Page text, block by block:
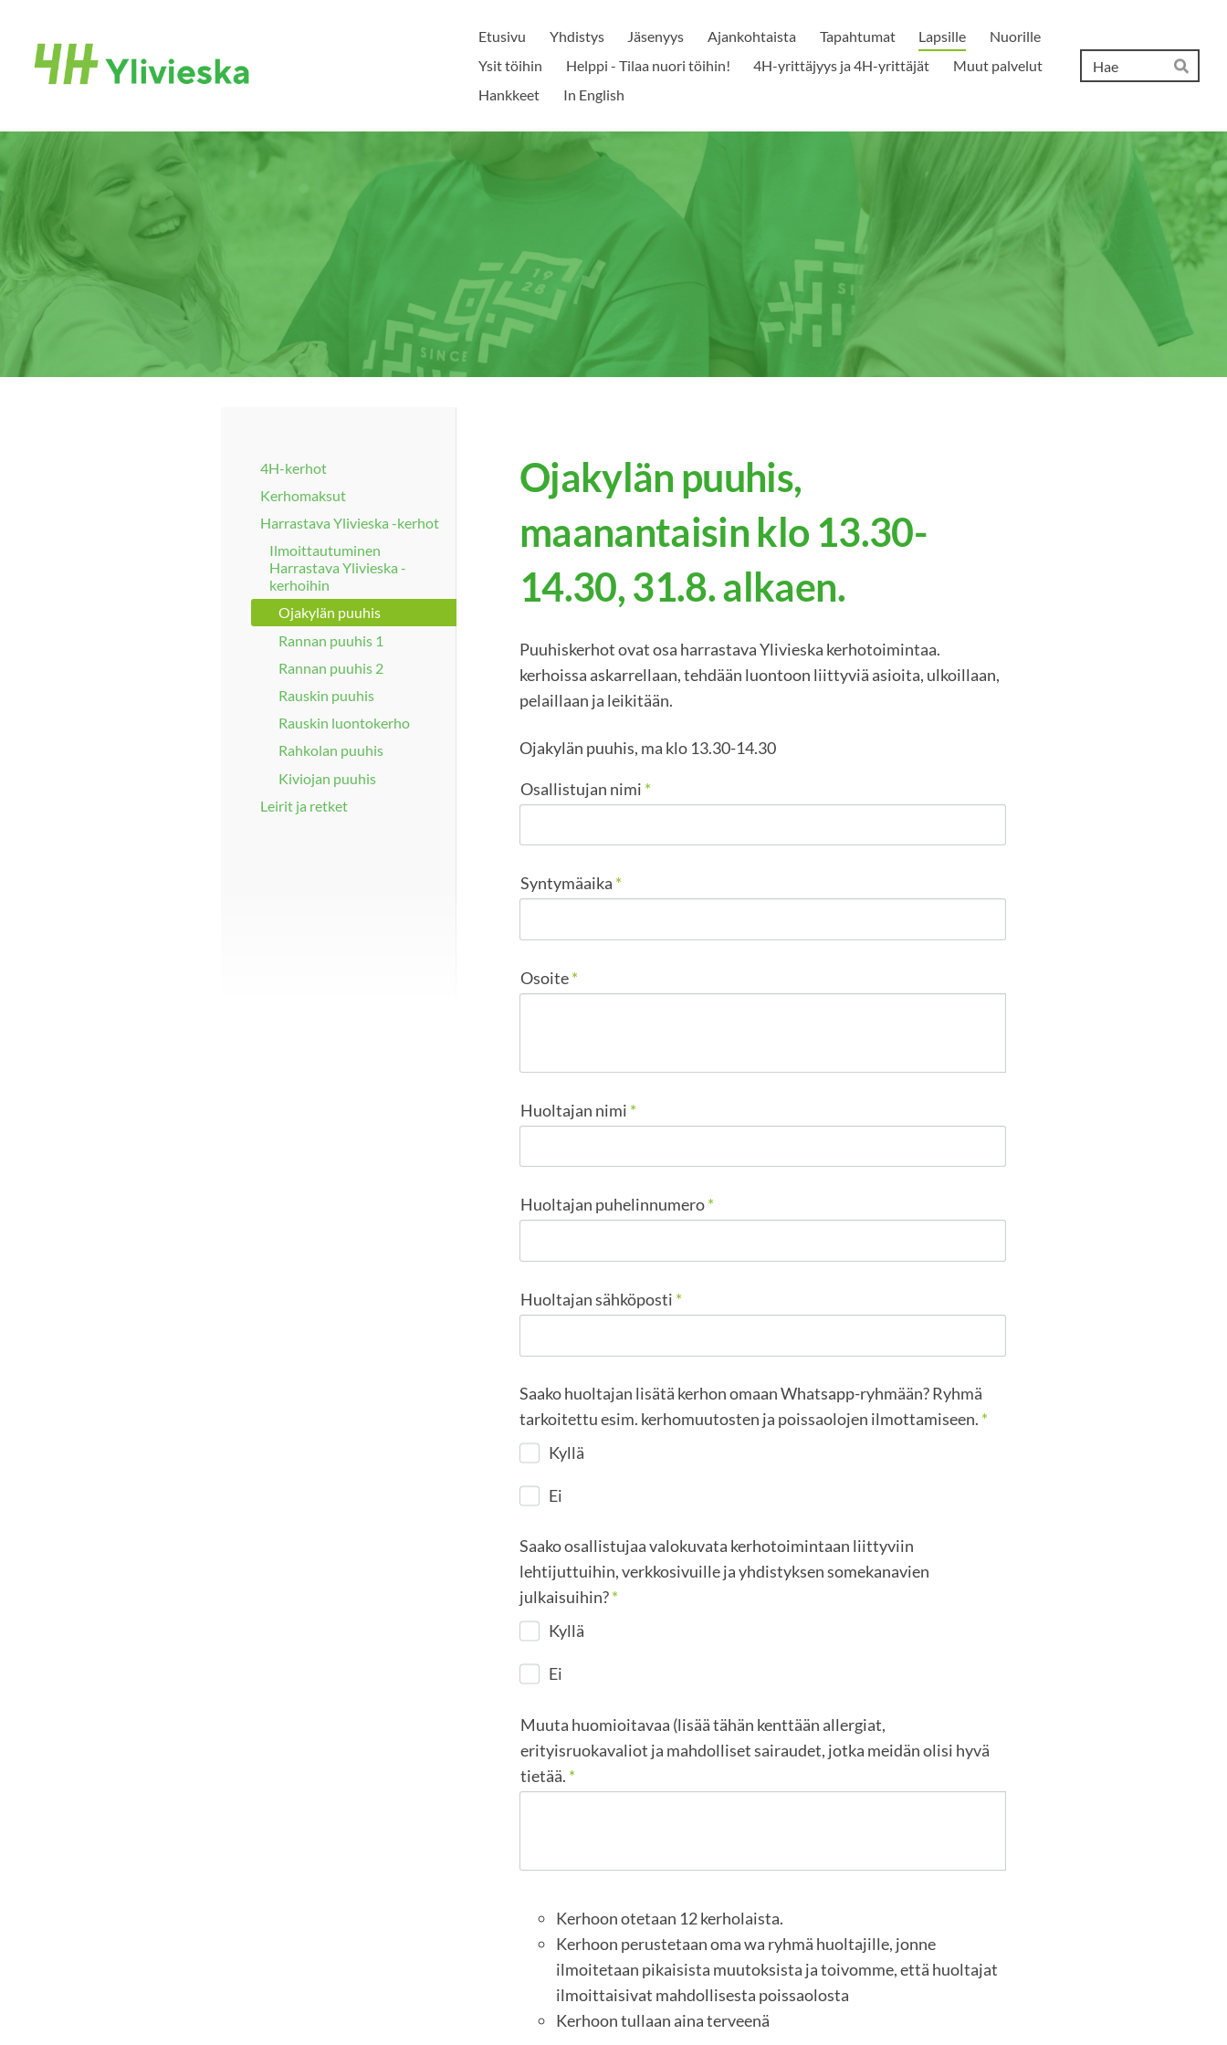
sivun
sisältöön
Ylivieskan 4H-yhdistys
Etusivu Yhdistys Jäsenyys Ajankohtaista Tapahtumat Lapsille
Nuorille
Ysit töihin
Helppi - Tilaa nuori töihin! 4H-yrittäjyys ja 4H-yrittäjät
Muut palvelut
Hankkeet
In English
Hae
4H-kerhot
Kerhomaksut
Harrastava Ylivieska -kerhot
Ilmoittautuminen
Harrastava Ylivieska -
kerhoihin
Ojakylän puuhis
Rannan puuhis 1
Rannan puuhis 2
Rauskin puuhis
Rauskin luontokerho
Rahkolan puuhis
Kiviojan puuhis
Leirit ja retket
Ojakylän puuhis,
maanantaisin klo 13.30-
14.30, 31.8. alkaen.
Puuhiskerhot ovat osa harrastava Ylivieska kerhotoimintaa.
kerhoissa askarrellaan, tehdään luontoon liittyviä asioita, ulkoillaan,
pelaillaan ja leikitään.
Ojakylän puuhis, ma klo 13.30-14.30
Osallistujan nimi *
Syntymäaika *
Osoite*
Huoltajan nimi *
Huoltajan puhelinnumero*
Huoltajan sähköposti *
Saako huoltajan lisätä kerhon omaan Whatsapp-ryhmään? Ryhmä
tarkoitettu esim. kerhomuutosten ja poissaolojen ilmottamiseen. *
Kyllä
Ei
Saako osallistujaa valokuvata kerhotoimintaan liittyviin
lehtijuttuihin, verkkosivuille ja yhdistyksen somekanavien
julkaisuihin?*
Kyllä
Ei
Muuta huomioitavaa (lisää tähän kenttään allergiat,
erityisruokavaliot ja mahdolliset sairaudet, jotka meidän olisi hyvä
tietää. *
Kerhoon otetaan 12 kerholaista.
Kerhoon perustetaan oma wa ryhmä huoltajille, jonne
ilmoitetaan pikaisista muutoksista ja toivomme, että huoltajat
ilmoittaisivat mahdollisesta poissaolosta
Kerhoon tullaan aina terveenä